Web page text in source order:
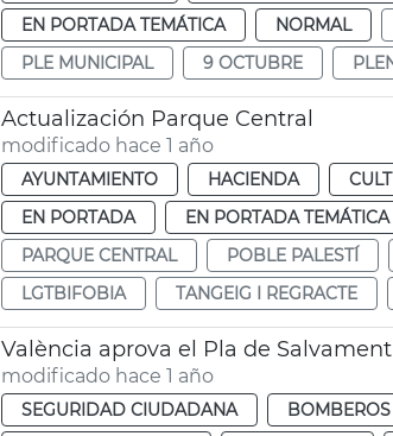
EN PORTADA TEMÁTICA
NORMAL
PLE MUNICIPAL
9 OCTUBRE
Actualización Parque Central
modificado hace 1 año
AYUNTAMIENTO HACIENDA
EN PORTADA
EN PORTADA TEMÁTICA
PARQUE CENTRAL
POBLE PALESTÍ
LGTBIFOBIA
TANGEIG I REGRACTE
València aprova el Pla de
modificado hace 1 año
SEGURIDAD CIUDADANA BOMBEROS